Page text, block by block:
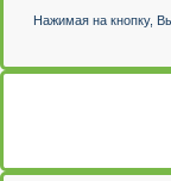
Нажимая на кнопку,